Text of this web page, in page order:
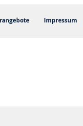
Impressum